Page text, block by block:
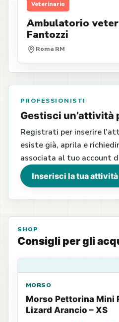
Veterinario
Ambulatorio
Fantozzi
Roma RM
PROFESSIONISTI
Gestisci un’attività
Registrati per inserire
esiste già, aprila e
associata al tuo account
Inserisci la tua attività
SHOP
Consigli per gli
MORSO
Morso Pettorina Mini
Lizard Arancio – XS